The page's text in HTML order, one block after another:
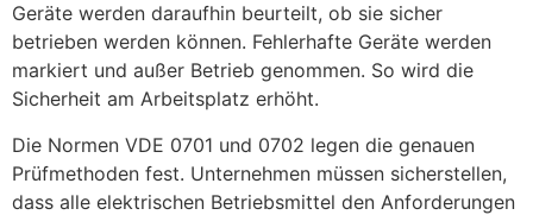
Geräte werden daraufhin beurteilt, ob sie sicher
betrieben werden können. Fehlerhafte Geräte werden
markiert und außer Betrieb genommen. So wird die
Sicherheit am Arbeitsplatz erhöht.
Die Normen VDE 0701 und 0702 legen die genauen
Prüfmethoden fest. Unternehmen müssen sicherstellen,
dass alle elektrischen Betriebsmittel den Anforderungen